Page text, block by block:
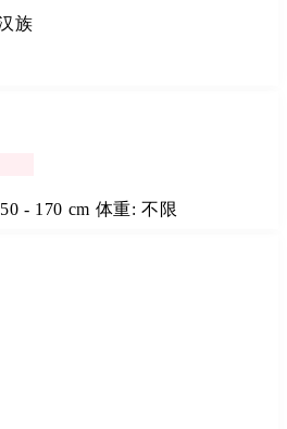
族
- 170 cm 体重: 不限